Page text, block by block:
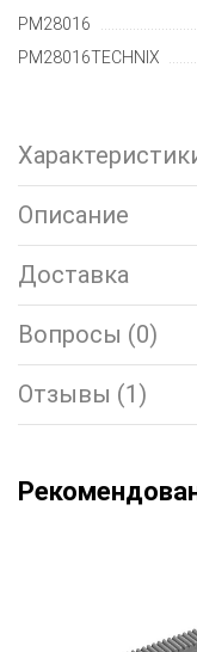
PM28016
PM28016TECHNIX
Описание
Доставка
Вопросы (0)
Отзывы (1)